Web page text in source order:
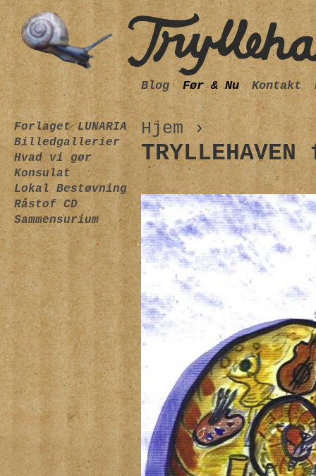
Hjem›
Blog Før & Nu Kontakt
Forlaget LUNARIA
Billedgallerier
Hvad vi gør
Konsulat
Lokal Bestøvning
Råstof CD
Sammensurium